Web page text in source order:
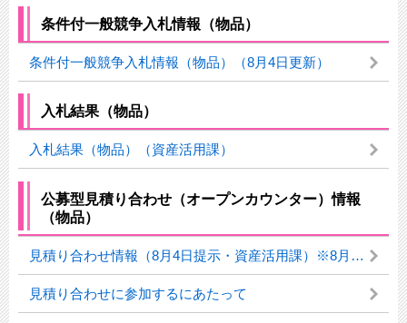
条件付一般競争入札情報（物品）
条件付一般競争入札情報（物品）（8月4日更新）
入札結果（物品）
入札結果（物品）（資産活用課）
公募型見積り合わせ（オープンカウンター）情報
（物品）
見積り合わせ情報（8月4日提示・資産活用課）※8月4日更新
見積り合わせに参加するにあたって